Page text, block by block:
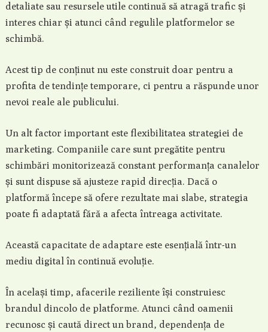
detaliate sau resursele utile continuă să atragă trafic și
interes chiar și atunci când regulile platformelor se
schimbă.
Acest tip de conținut nu este construit doar pentru a
profita de tendințe temporare, ci pentru a răspunde unor
nevoi reale ale publicului.
Un alt factor important este flexibilitatea strategiei de
marketing. Companiile care sunt pregătite pentru
schimbări monitorizează constant performanța canalelor
și sunt dispuse să ajusteze rapid direcția. Dacă o
platformă începe să ofere rezultate mai slabe, strategia
poate fi adaptată fără a afecta întreaga activitate.
Această capacitate de adaptare este esențială într-un
mediu digital în continuă evoluție.
În același timp, afacerile reziliente își construiesc
brandul dincolo de platforme. Atunci când oamenii
recunosc și caută direct un brand, dependența de